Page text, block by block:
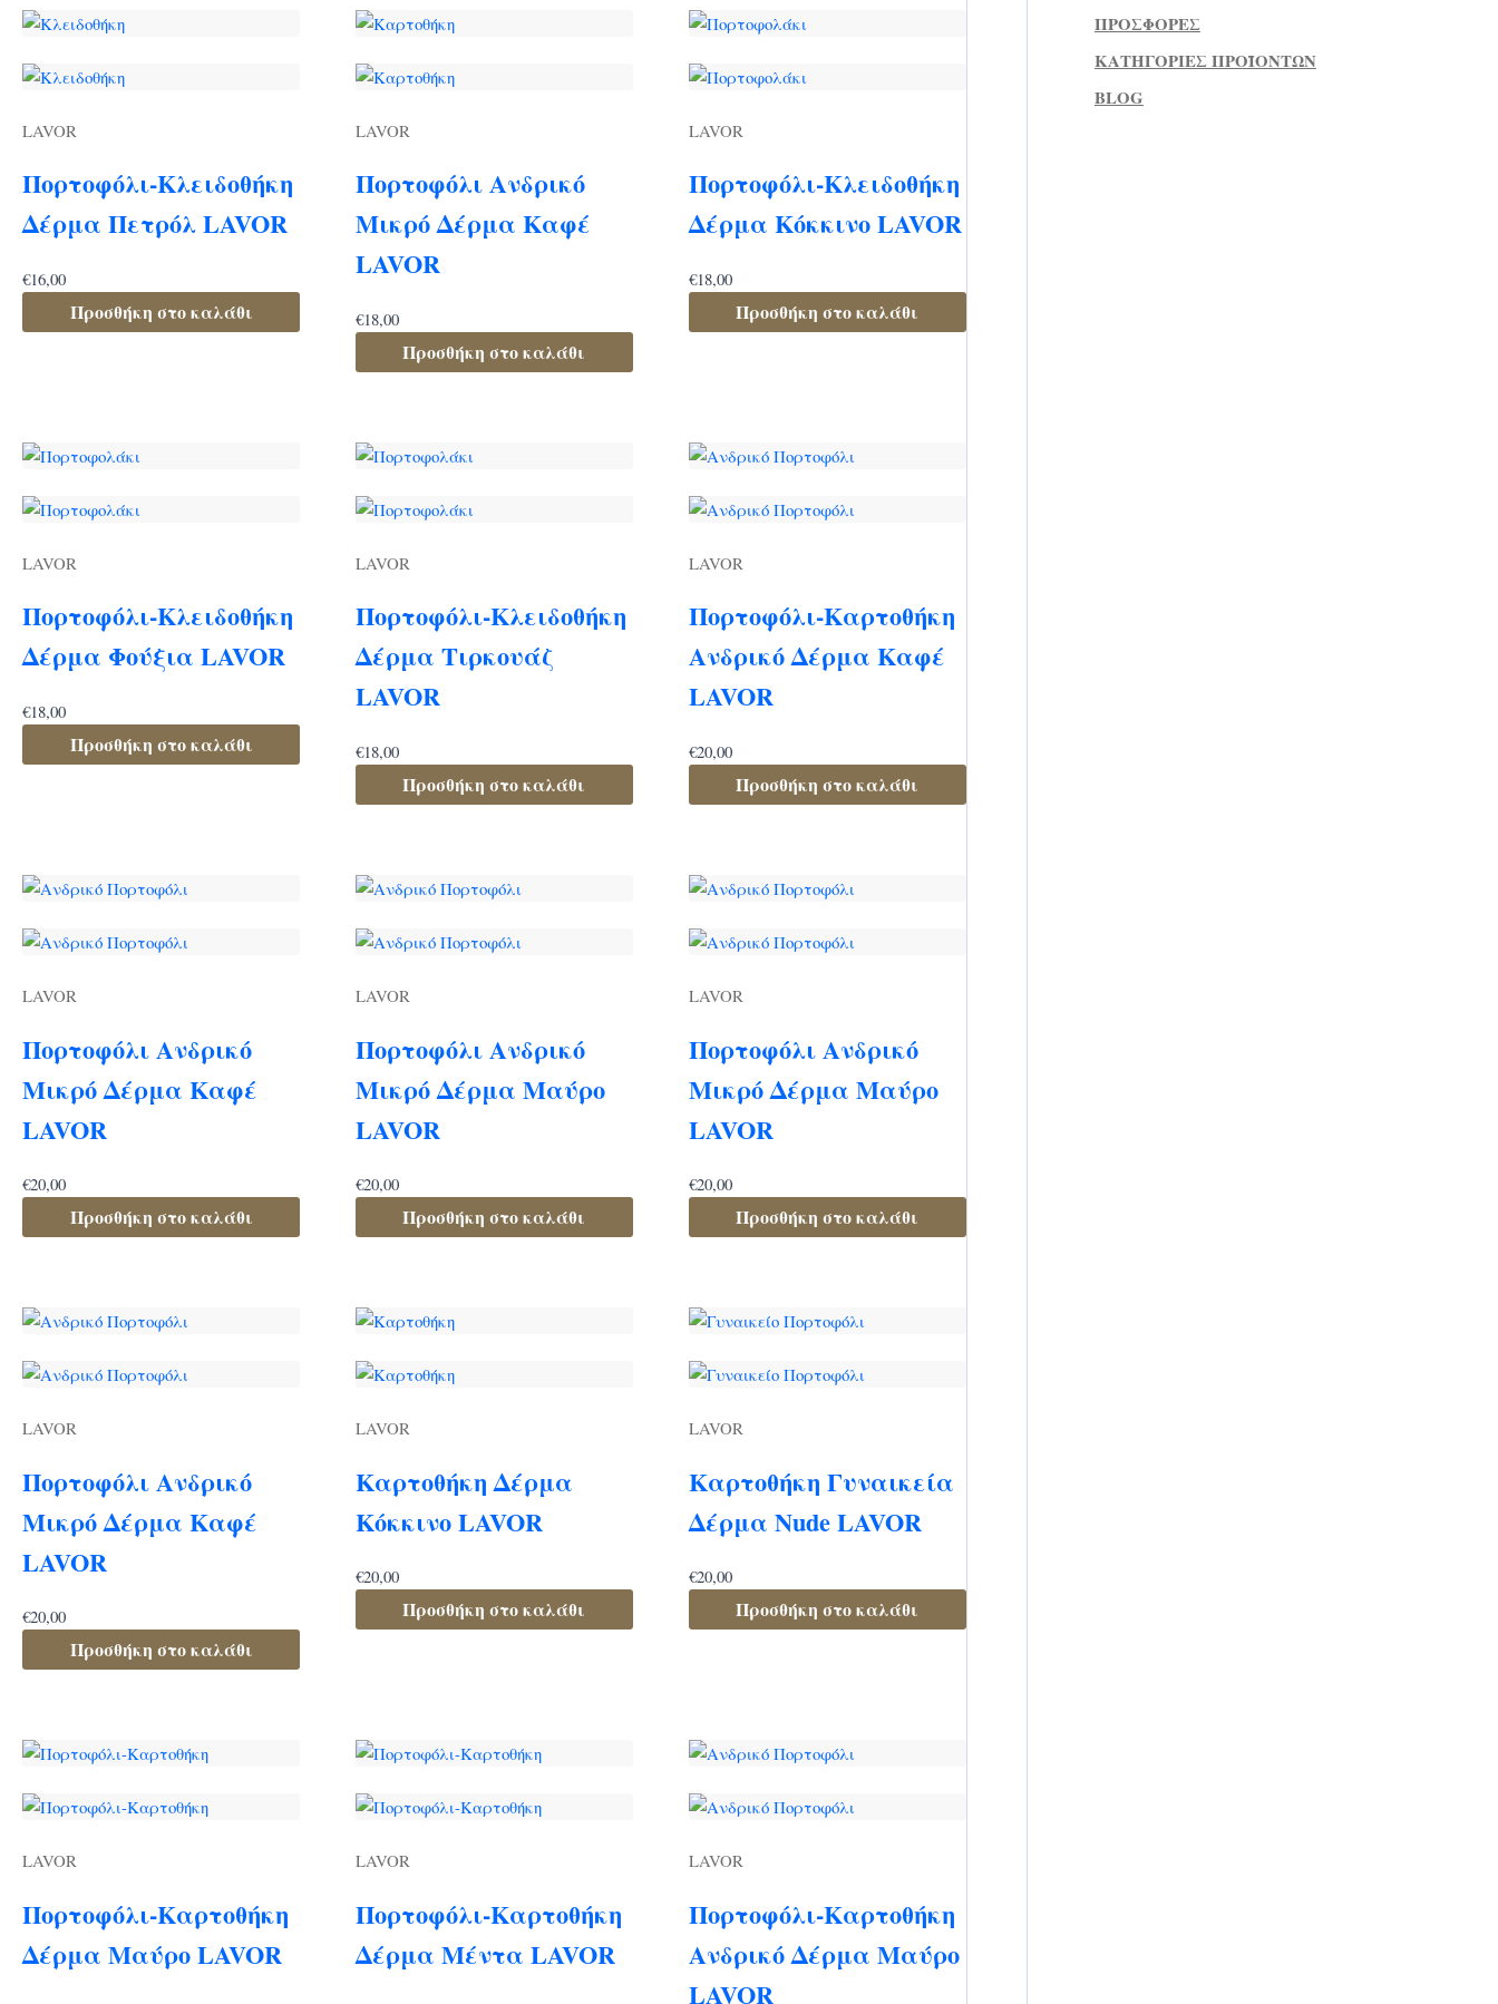
LAVOR
Πορτοφόλι-Κλειδοθήκη
Δέρμα Πετρόλ LAVOR
€16,00
Προσθήκη στο καλάθι
LAVOR
Πορτοφόλι Ανδρικό
Μικρό Δέρμα Καφέ
LAVOR
€18,00
Προσθήκη στο καλάθι
LAVOR
Πορτοφόλι-Κλειδοθήκη
Δέρμα Κόκκινο LAVOR
€18,00
Προσθήκη στο καλάθι
LAVOR
Πορτοφόλι-Κλειδοθήκη
Δέρμα Φούξια LAVOR
€18,00
Προσθήκη στο καλάθι
LAVOR
Πορτοφόλι-Κλειδοθήκη
Δέρμα Τιρκουάζ
LAVOR
€18,00
Προσθήκη στο καλάθι
LAVOR
Πορτοφόλι-Καρτοθήκη
Ανδρικό Δέρμα Καφέ
LAVOR
€20,00
Προσθήκη στο καλάθι
LAVOR
Πορτοφόλι Ανδρικό
Μικρό Δέρμα Καφέ
LAVOR
€20,00
Προσθήκη στο καλάθι
LAVOR
Πορτοφόλι Ανδρικό
Μικρό Δέρμα Μαύρο
LAVOR
€20,00
Προσθήκη στο καλάθι
LAVOR
Πορτοφόλι Ανδρικό
Μικρό Δέρμα Μαύρο
LAVOR
€20,00
Προσθήκη στο καλάθι
LAVOR
Πορτοφόλι Ανδρικό
Μικρό Δέρμα Καφέ
LAVOR
€20,00
Προσθήκη στο καλάθι
LAVOR
Καρτοθήκη Δέρμα
Κόκκινο LAVOR
€20,00
Προσθήκη στο καλάθι
LAVOR
Καρτοθήκη Γυναικεία
Δέρμα Nude LAVOR
€20,00
Προσθήκη στο καλάθι
LAVOR
Πορτοφόλι-Καρτοθήκη
Δέρμα Μαύρο LAVOR
LAVOR
Πορτοφόλι-Καρτοθήκη
Δέρμα Μέντα LAVOR
LAVOR
Πορτοφόλι-Καρτοθήκη
Ανδρικό Δέρμα Μαύρο
LAVOR
ΠΡΟΣΦΟΡΕΣ
ΚΑΤΗΓΟΡΙΕΣ ΠΡΟΪΟΝΤΩΝ
BLOG